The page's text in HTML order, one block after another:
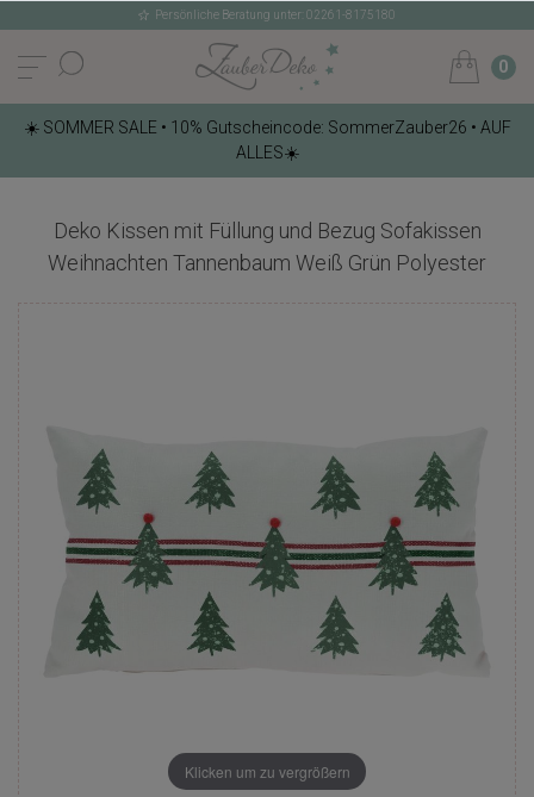
Persönliche Beratung unter: 02261-8175180
0
☀️ SOMMER SALE • 10% Gutscheincode: SommerZauber26 • AUF
ALLES☀️
Deko Kissen mit Füllung und Bezug Sofakissen
Weihnachten Tannenbaum Weiß Grün Polyester
Klicken um zu vergrößern